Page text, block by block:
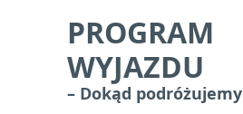
PROGRAM
WYJAZDU
– Dokąd podróżujemy